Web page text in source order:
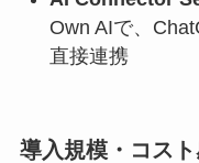
Own AIで、
直接連携
導入規模・コス